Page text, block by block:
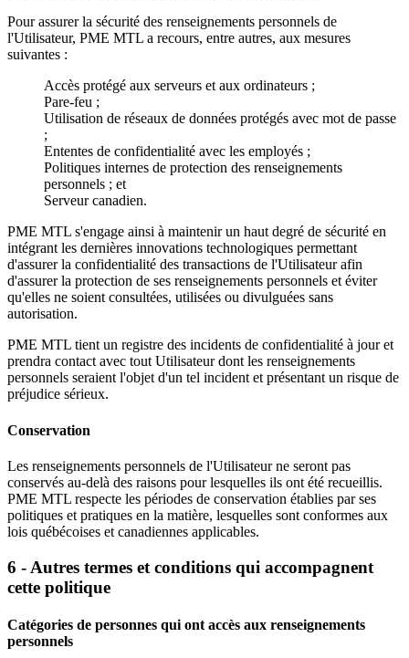
Pour assurer la sécurité des renseignements personnels de
l'Utilisateur, PME MTL a recours, entre autres, aux mesures
suivantes :
Accès protégé aux serveurs et aux ordinateurs ;
Pare-feu ;
Utilisation de réseaux de données protégés avec mot de passe
;
Ententes de confidentialité avec les employés ;
Politiques internes de protection des renseignements
personnels ; et
Serveur canadien.
PME MTL s'engage ainsi à maintenir un haut degré de sécurité en
intégrant les dernières innovations technologiques permettant
d'assurer la confidentialité des transactions de l'Utilisateur afin
d'assurer la protection de ses renseignements personnels et éviter
qu'elles ne soient consultées, utilisées ou divulguées sans
autorisation.
PME MTL tient un registre des incidents de confidentialité à jour et
prendra contact avec tout Utilisateur dont les renseignements
personnels seraient l'objet d'un tel incident et présentant un risque de
préjudice sérieux.
Conservation
Les renseignements personnels de l'Utilisateur ne seront pas
conservés au-delà des raisons pour lesquelles ils ont été recueillis.
PME MTL respecte les périodes de conservation établies par ses
politiques et pratiques en la matière, lesquelles sont conformes aux
lois québécoises et canadiennes applicables.
6 - Autres termes et conditions qui accompagnent
cette politique
Catégories de personnes qui ont accès aux renseignements
personnels